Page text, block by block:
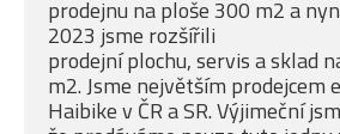
prodejnu na ploše 300 m2 a
2023 jsme rozšířili
prodejní plochu, servis a sklad
m2. Jsme největším prodejcem
Haibike v ČR a SR. Výjimeční